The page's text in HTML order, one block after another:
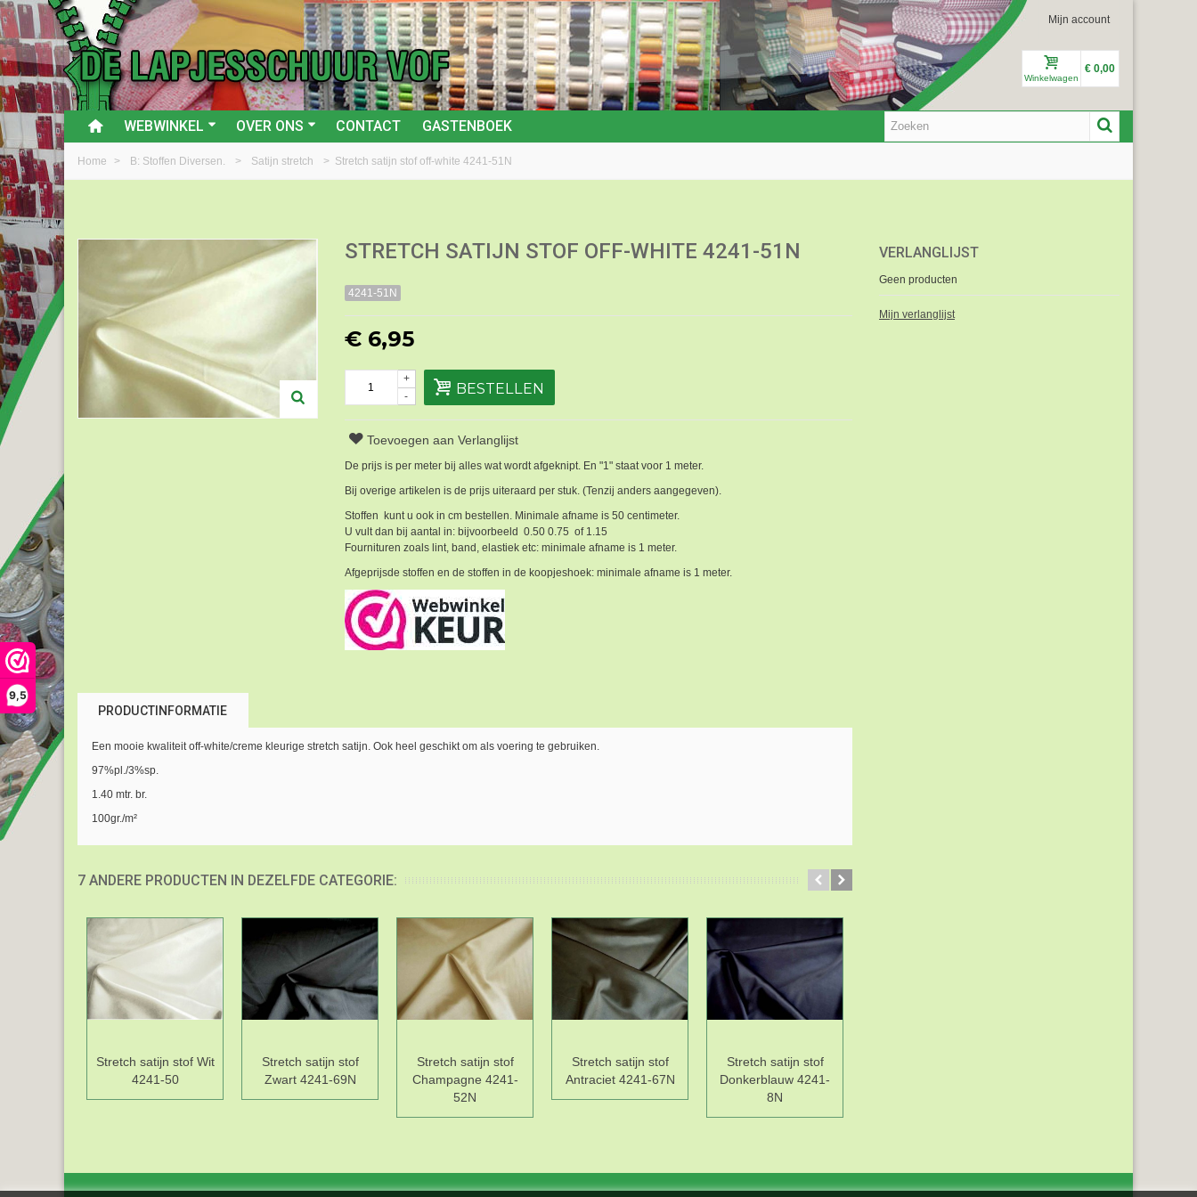
9,5
Mijn account
Winkelwagen
€ 0,00
WEBWINKEL OVER ONS CONTACT GASTENBOEK
Home > B: Stoffen Diversen. > Satijn stretch > Stretch satijn stof off-white 4241-51N
STRETCH SATIJN STOF OFF-WHITE 4241-51N
4241-51N
€ 6,95
-
+
BESTELLEN
Toevoegen aan Verlanglijst
De prijs is per meter bij alles wat wordt afgeknipt. En "1" staat voor 1 meter.
Bij overige artikelen is de prijs uiteraard per stuk. (Tenzij anders aangegeven).
Stoffen kunt u ook in cm bestellen. Minimale afname is 50 centimeter.
U vult dan bij aantal in: bijvoorbeeld 0.50 0.75 of 1.15
Fournituren zoals lint, band, elastiek etc: minimale afname is 1 meter.
Afgeprijsde stoffen en de stoffen in de koopjeshoek: minimale afname is 1 meter.
PRODUCTINFORMATIE
Een mooie kwaliteit off-white/creme kleurige stretch satijn. Ook heel geschikt om als voering te gebruiken.
97%pl./3%sp.
1.40 mtr. br.
100gr./m²
7 ANDERE PRODUCTEN IN DEZELFDE CATEGORIE:
Stretch satijn stof Wit
4241-50
Stretch satijn stof
Zwart 4241-69N
Stretch satijn stof
Champagne 4241-
52N
Stretch satijn stof
Antraciet 4241-67N
Stretch satijn stof
Donkerblauw 4241-
8N
VERLANGLIJST
Geen producten
Mijn verlanglijst